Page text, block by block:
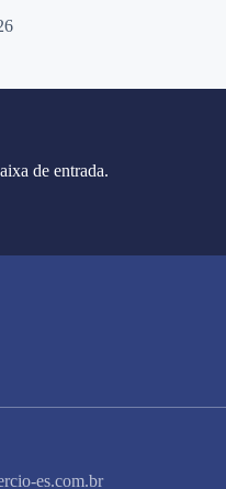
de entrada.
es.com.br